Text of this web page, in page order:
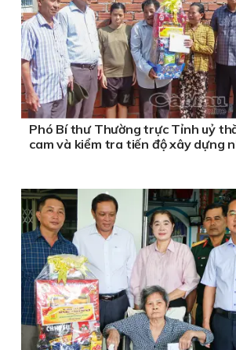
Phó Bí thư Thường trực Tỉnh uỷ
cam và kiểm tra tiến độ xây dựng